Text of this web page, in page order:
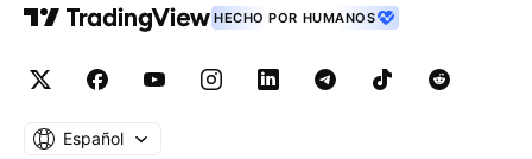
HECHO POR HUMANOS
Español